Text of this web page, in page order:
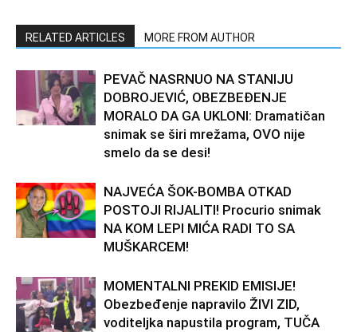
RELATED ARTICLES MORE FROM AUTHOR
PEVAČ NASRNUO NA STANIJU
DOBROJEVIĆ, OBEZBEĐENJE
MORALO DA GA UKLONI: Dramatičan
snimak se širi mrežama, OVO nije
smelo da se desi!
NAJVEĆA ŠOK-BOMBA OTKAD
POSTOJI RIJALITI! Procurio snimak
NA KOM LEPI MIĆA RADI TO SA
MUŠKARCEM!
MOMENTALNI PREKID EMISIJE!
Obezbeđenje napravilo ŽIVI ZID,
voditeljka napustila program, TUČA